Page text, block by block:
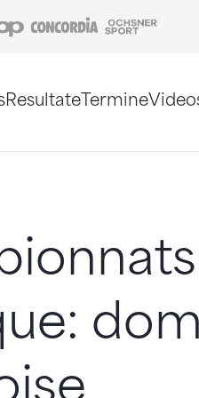
Coop Concordia
ResultateTermine